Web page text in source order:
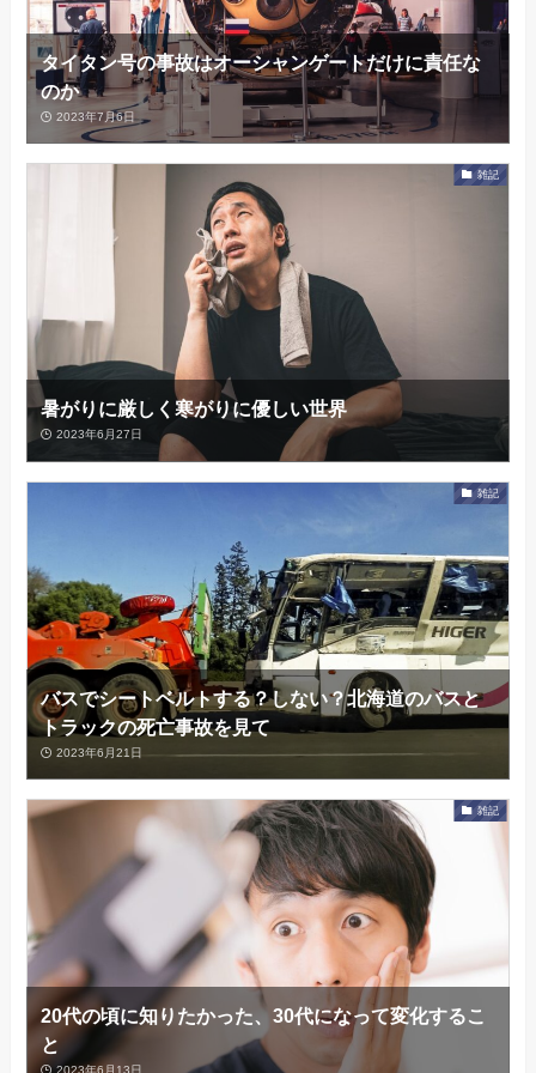
タイタン号の事故はオーシャンゲートだけに責任な
のか
2023年7月6日
雑記
暑がりに厳しく寒がりに優しい世界
2023年6月27日
雑記
バスでシートベルトする？しない？北海道のバスと
トラックの死亡事故を見て
2023年6月21日
雑記
20代の頃に知りたかった、30代になって変化するこ
と
2023年6月13日